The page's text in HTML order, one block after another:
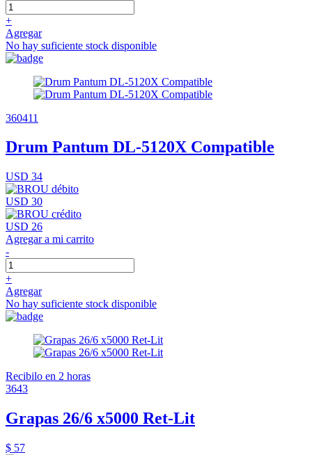
+
Agregar
No hay suficiente stock disponible
360411
Drum Pantum DL-5120X Compatible
USD 34
USD 30
USD 26
Agregar a mi carrito
-
+
Agregar
No hay suficiente stock disponible
Recibilo en 2 horas
3643
Grapas 26/6 x5000 Ret-Lit
$ 57